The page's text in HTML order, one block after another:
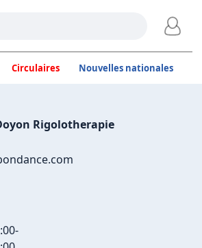
Circulaires Nouvelles nationales
de Jacques
Rigolotherapie